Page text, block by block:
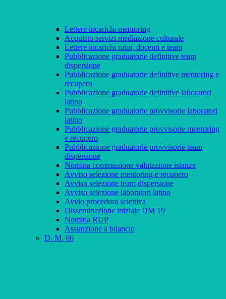
Lettere incarichi mentoring
Acquisto servizi mediazione culturale
Lettere incarichi tutor, docenti e team
Pubblicazione graduatorie definitive team
dispersione
Pubblicazione graduatorie definitive mentoring e
recupero
Pubblicazione graduatorie definitive laboratori
latino
Pubblicazione graduatorie provvisorie laboratori
latino
Pubblicazione graduatorie provvisorie mentoring
e recupero
Pubblicazione graduatorie provvisorie team
dispersione
Nomina commissione valutazione istanze
Avviso selezione mentoring e recupero
Avviso selezione team dispersione
Avviso selezione laboratori latino
Avvio procedura selettiva
Disseminazione iniziale DM 19
Nomina RUP
Assunzione a bilancio
D. M. 66